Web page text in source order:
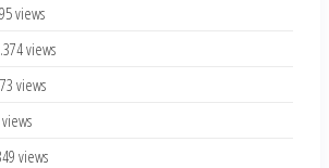
views
views
views
views